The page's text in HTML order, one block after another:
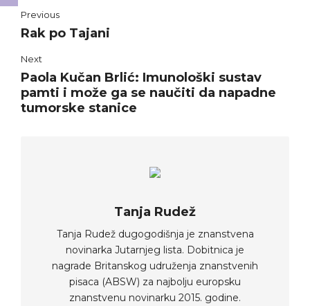
Previous
Rak po Tajani
Next
Paola Kučan Brlić: Imunološki sustav
pamti i može ga se naučiti da napadne
tumorske stanice
Tanja Rudež
Tanja Rudež dugogodišnja je znanstvena
novinarka Jutarnjeg lista. Dobitnica je
nagrade Britanskog udruženja znanstvenih
pisaca (ABSW) za najbolju europsku
znanstvenu novinarku 2015. godine.